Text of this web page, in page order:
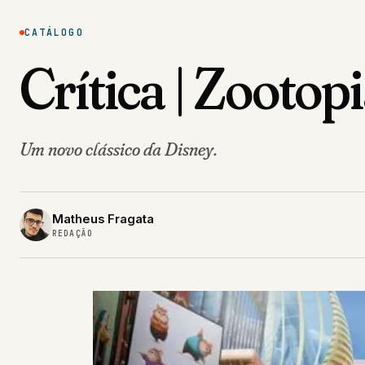
CATÁLOGO
Crítica |
Um novo clássico da Disney.
Matheus Fragata
REDAÇÃO